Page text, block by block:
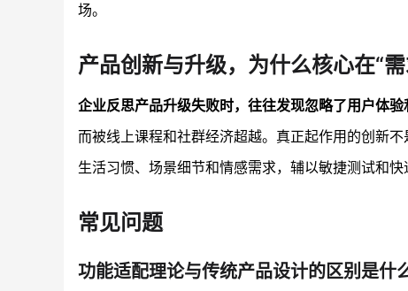
场。
产品创新与升级，为什么核心在“需
企业反思产品升级失败时，往往发现忽略了用户体验
而被线上课程和社群经济超越。真正起作用的创新
生活习惯、场景细节和情感需求，辅以敏捷测试和
常见问题
功能适配理论与传统产品设计的区别是什